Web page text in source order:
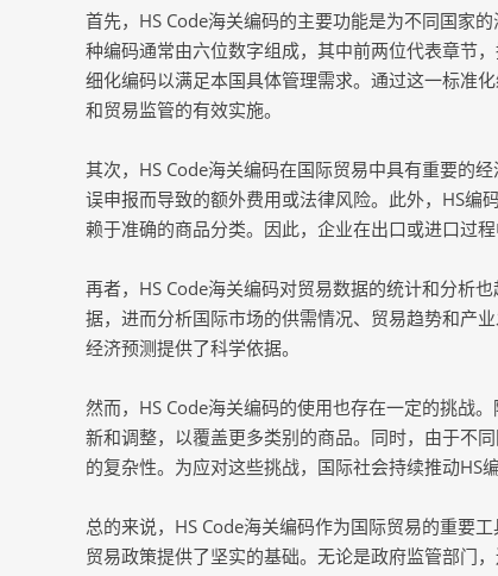
首先，HS Code海关编码的主要功能是为不同国家
种编码通常由六位数字组成，其中前两位代表章节
细化编码以满足本国具体管理需求。通过这一标准
和贸易监管的有效实施。
其次，HS Code海关编码在国际贸易中具有重要的
误申报而导致的额外费用或法律风险。此外，HS编
赖于准确的商品分类。因此，企业在出口或进口过
再者，HS Code海关编码对贸易数据的统计和分析
据，进而分析国际市场的供需情况、贸易趋势和产
经济预测提供了科学依据。
然而，HS Code海关编码的使用也存在一定的挑战
新和调整，以覆盖更多类别的商品。同时，由于不
的复杂性。为应对这些挑战，国际社会持续推动HS
总的来说，HS Code海关编码作为国际贸易的重要
贸易政策提供了坚实的基础。无论是政府监管部门